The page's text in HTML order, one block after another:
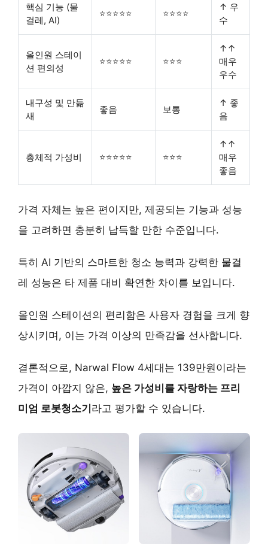
핵심 기능 (물
걸레, AI)
⭐⭐⭐⭐⭐ ⭐⭐⭐⭐
↑ 우
수
올인원 스테이
션 편의성
⭐⭐⭐⭐⭐ ⭐⭐⭐
↑↑
매우
우수
내구성 및 만듦
새
좋음 보통
↑ 좋
음
총체적 가성비 ⭐⭐⭐⭐⭐ ⭐⭐⭐
↑↑
매우
좋음
가격 자체는 높은 편이지만, 제공되는 기능과 성능
을 고려하면 충분히 납득할 만한 수준입니다.
특히 AI 기반의 스마트한 청소 능력과 강력한 물걸
레 성능은 타 제품 대비 확연한 차이를 보입니다.
올인원 스테이션의 편리함은 사용자 경험을 크게 향
상시키며, 이는 가격 이상의 만족감을 선사합니다.
결론적으로, Narwal Flow 4세대는 139만원이라는
가격이 아깝지 않은, 높은 가성비를 자랑하는 프리
미엄 로봇청소기라고 평가할 수 있습니다.